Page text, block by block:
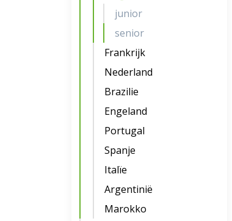
junior
senior
Frankrijk
Nederland
Brazilie
Engeland
Portugal
Spanje
Italïe
Argentinië
Marokko